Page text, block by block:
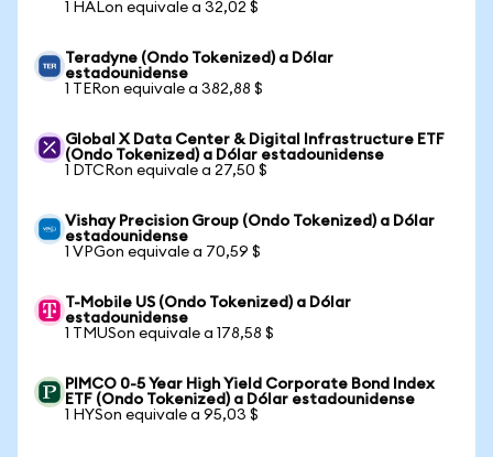
1 HALon equivale a 32,02 $
Teradyne (Ondo Tokenized) a Dólar
estadounidense
1 TERon equivale a 382,88 $
Global X Data Center & Digital Infrastructure ETF
(Ondo Tokenized) a Dólar estadounidense
1 DTCRon equivale a 27,50 $
Vishay Precision Group (Ondo Tokenized) a Dólar
estadounidense
1 VPGon equivale a 70,59 $
T-Mobile US (Ondo Tokenized) a Dólar
estadounidense
1 TMUSon equivale a 178,58 $
PIMCO 0-5 Year High Yield Corporate Bond Index
ETF (Ondo Tokenized) a Dólar estadounidense
1 HYSon equivale a 95,03 $